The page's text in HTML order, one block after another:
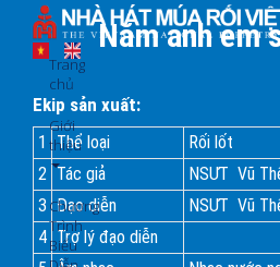
Trang
chủ
Giới
thiệu
Chương
Trình
Biểu
Năm anh em
Ekip sản xuất:
1 Thể loại
Rối lốt
2 Tác giả
NSƯT
3 Đạo diễn
NSƯT Vũ
4 Trợ lý đạo diễn